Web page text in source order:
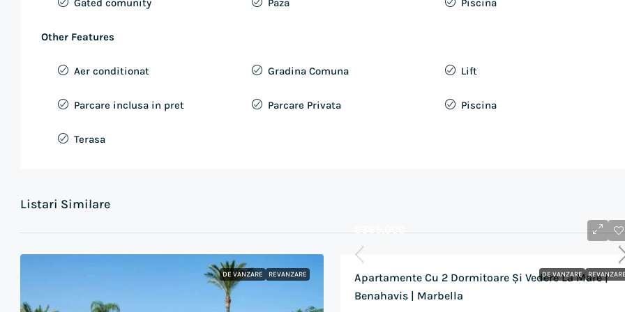
Gated comunity Paza Piscina
Other Features
Aer conditionat Gradina Comuna Lift
Parcare inclusa in pret Parcare Privata Piscina
Terasa
Listari Similare
DE VANZARE REVANZARE DE VANZARE
€365,000
Apartamente Cu 2 Dormitoare Și Vedere La Mare |
Benahavis | Marbella